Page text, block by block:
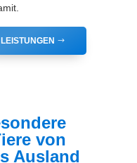
LEISTUNGEN
von
Ausland